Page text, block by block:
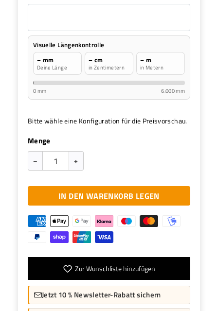
Visuelle Längenkontrolle
– mm
Deine Länge
– cm
in Zentimetern
– m
in Metern
0 mm 6.000 mm
Bitte wähle eine Konfiguration für die Preisvorschau.
Menge
– +
IN DEN WARENKORB LEGEN
Zur Wunschliste hinzufügen
Jetzt 10 % Newsletter-Rabatt sichern